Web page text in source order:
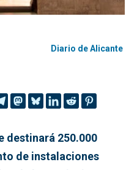
Diario de Alicante
destinará 250.000
de instalaciones